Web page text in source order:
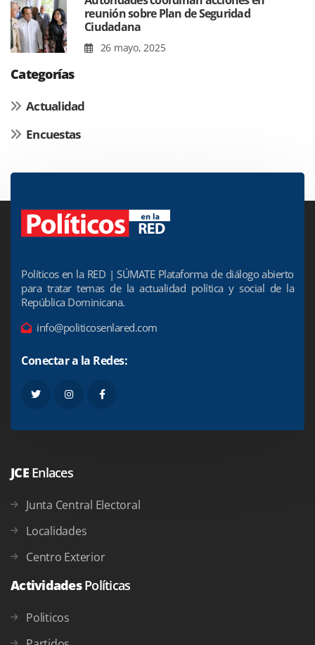
reunión sobre Plan de Seguridad
Ciudadana
26 mayo, 2025
Categorías
Actualidad
Encuestas
Políticos en la RED | SÚMATE Plataforma de diálogo abierto
para tratar temas de la actualidad política y social de la
República Dominicana.
info@politicosenlared.com
Conectar a la Redes:
JCE Enlaces
Junta Central Electoral
Localidades
Centro Exterior
ActividadesPolíticas
Politicos